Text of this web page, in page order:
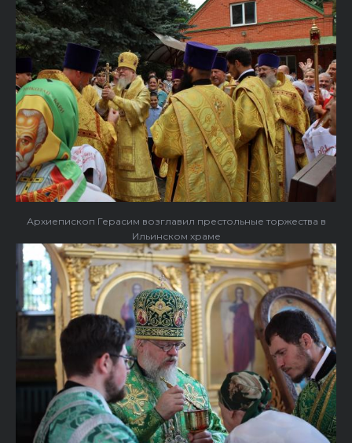
Архиепископ Герасим возглавил престольные торжества в
Ильинском храме